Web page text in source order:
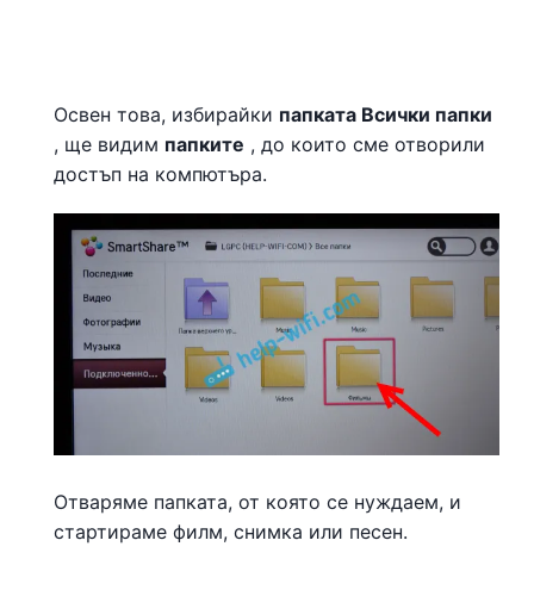
Освен това, избирайки папката Всички папки
, ще видим папките , до които сме отворили
достъп на компютъра.
Отваряме папката, от която се нуждаем, и
стартираме филм, снимка или песен.